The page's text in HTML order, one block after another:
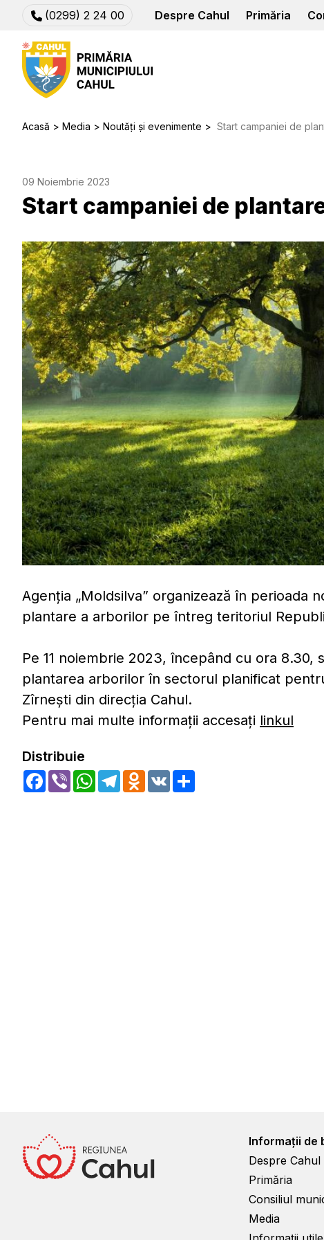
(0299) 2 24 00 Despre Cahul Primăria
Acasă Media Noutăți și evenimente Start campaniei de
09 Noiembrie 2023
Start campaniei de
Agenția „Moldsilva” organizează în perioada
plantare a arborilor pe întreg teritoriul
Pe 11 noiembrie 2023, începând cu ora
plantarea arborilor în sectorul planificat
Zîrnești din direcția Cahul.
Pentru mai multe informații accesați linkul
Distribuie
Facebook
Viber WhatsApp
TelegramOdnoklassniki
VK
Informații de
Despre Cahul
Primăria
Consiliul
Media